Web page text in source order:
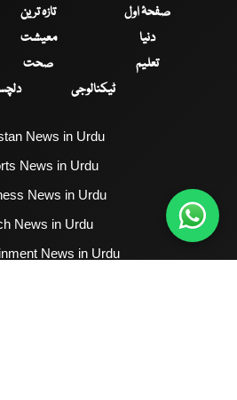
صفحۂ اول تازہ ترین
دنیا
معیشت
تعلیم
صحت
ٹیکنالوجی
News in Urdu
News in Urdu
News in Urdu
News in Urdu
News in Urdu